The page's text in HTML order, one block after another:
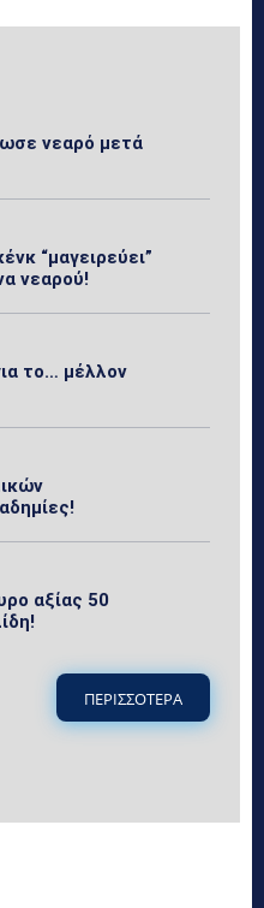
νεαρό μετά
“μαγειρεύει”
νεαρού!
το… μέλλον
αξίας 50
ΠΕΡΙΣΣΟΤΕΡΑ